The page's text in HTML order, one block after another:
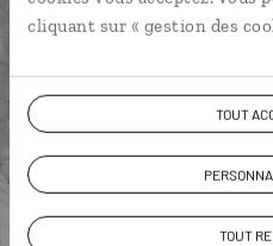
cliquant sur « gestion des
TOUT
TOUT
Basilique St Pierre
Gastronomie